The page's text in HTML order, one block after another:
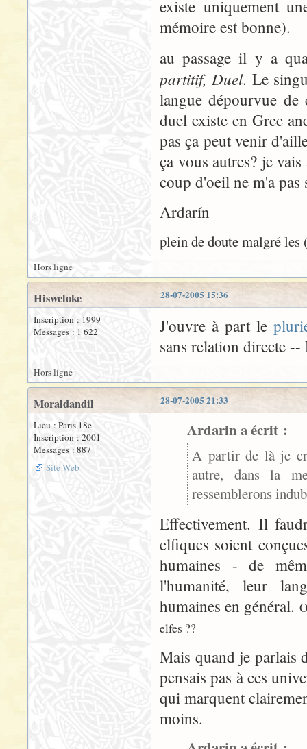
existe uniquement
mémoire est bonne).
au passage il y a
partitif, Duel. Le
langue dépourvue de
duel existe en Grec
pas ça peut venir
ça vous autres? je
coup d'oeil ne m'a pas
Ardarín
plein de doute malgré
Hors ligne
28-07-2005 15:36
Hisweloke
Inscription : 1999
Messages : 1 622
J'ouvre à part le
sans relation directe --
Hors ligne
28-07-2005 21:33
Moraldandil
Lieu : Paris 18e
Inscription : 2001
Messages : 887
Site Web
Ardarin a écrit :
A partir de là je
autre, dans la
ressemblerons
Effectivement. Il
elfiques soient
humaines - de
l'humanité, leur
humaines en général.
elfes ??
Mais quand je parlais
pensais pas à ces
qui marquent
moins.